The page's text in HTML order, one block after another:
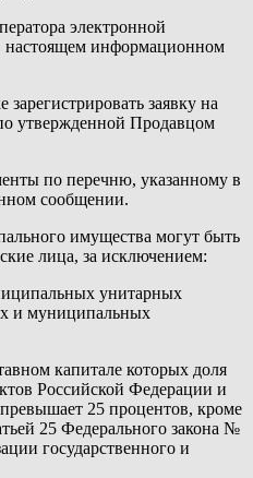
электронной
настоящем информационном
заявку на
утвержденной Продавцом
по перечню, указанному в
сообщении.
имущества могут быть
лица, за исключением:
унитарных
и муниципальных
капитале которых доля
Российской Федерации и
25 процентов, кроме
25 Федерального закона №
государственного и